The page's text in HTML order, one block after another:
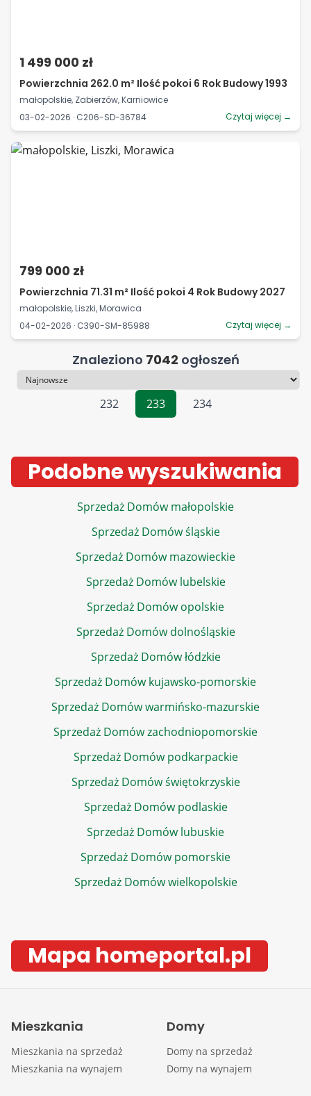
1 499 000 zł
Powierzchnia 262.0 m² Ilość pokoi 6 Rok Budowy 1993
małopolskie, Zabierzów, Karniowice
03-02-2026 · C206-SD-36784
Czytaj więcej →
799 000 zł
Powierzchnia 71.31 m² Ilość pokoi 4 Rok Budowy 2027
małopolskie, Liszki, Morawica
04-02-2026 · C390-SM-85988
Czytaj więcej →
Znaleziono 7042 ogłoszeń
Sortowanie
232
233 234
Podobne wyszukiwania
Sprzedaż Domów małopolskie
Sprzedaż Domów śląskie
Sprzedaż Domów mazowieckie
Sprzedaż Domów lubelskie
Sprzedaż Domów opolskie
Sprzedaż Domów dolnośląskie
Sprzedaż Domów łódzkie
Sprzedaż Domów kujawsko-pomorskie
Sprzedaż Domów warmińsko-mazurskie
Sprzedaż Domów zachodniopomorskie
Sprzedaż Domów podkarpackie
Sprzedaż Domów świętokrzyskie
Sprzedaż Domów podlaskie
Sprzedaż Domów lubuskie
Sprzedaż Domów pomorskie
Sprzedaż Domów wielkopolskie
Mapa homeportal.pl
Mieszkania
Mieszkania na sprzedaż
Mieszkania na wynajem
Domy
Domy na sprzedaż
Domy na wynajem